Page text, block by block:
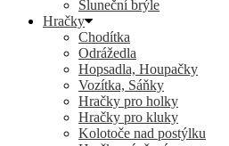
Sluneční brýle
Hračky
Chodítka
Odrážedla
Hopsadla, Houpačky
Vozítka, Sáňky
Hračky pro holky
Hračky pro kluky
Kolotoče nad postýlku